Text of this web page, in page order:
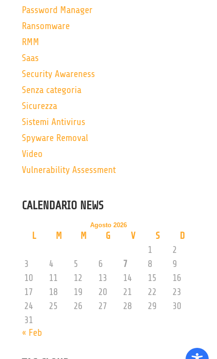
Password Manager
Ransomware
RMM
Saas
Security Awareness
Senza categoria
Sicurezza
Sistemi Antivirus
Spyware Removal
Video
Vulnerability Assessment
CALENDARIO NEWS
Agosto 2026
L M M G V S
D
1
2
3
4 5 6 7 8
9
10
11 12 13 14 15
16
17
18 19 20 21 22
23
24
25 26 27 28 29
30
31
« Feb